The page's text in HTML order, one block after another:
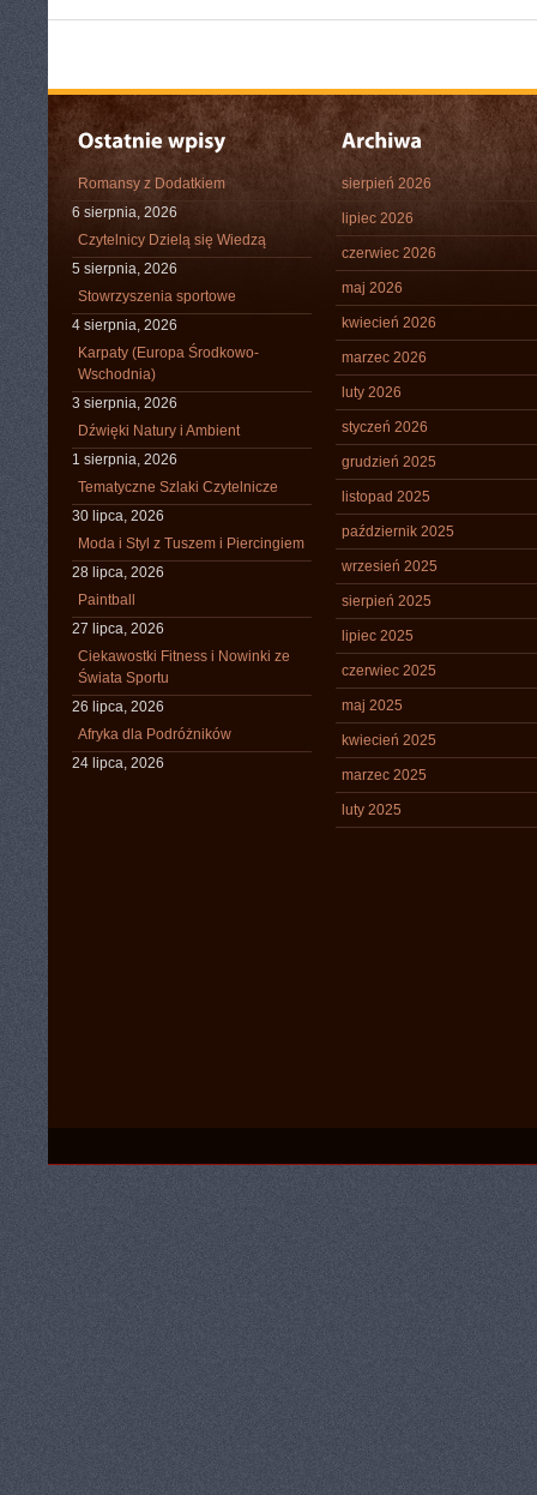
Romansy z Dodatkiem
6 sierpnia, 2026
Czytelnicy Dzielą się Wiedzą
5 sierpnia, 2026
Stowrzyszenia sportowe
4 sierpnia, 2026
Karpaty (Europa Środkowo-
Wschodnia)
3 sierpnia, 2026
Dźwięki Natury i Ambient
1 sierpnia, 2026
Tematyczne Szlaki Czytelnicze
30 lipca, 2026
Moda i Styl z Tuszem i Piercingiem
28 lipca, 2026
Paintball
27 lipca, 2026
Ciekawostki Fitness i Nowinki ze
Świata Sportu
26 lipca, 2026
Afryka dla Podróżników
24 lipca, 2026
sierpień 2026
lipiec 2026
czerwiec 2026
maj 2026
kwiecień 2026
marzec 2026
luty 2026
styczeń 2026
grudzień 2025
listopad 2025
październik 2025
wrzesień 2025
sierpień 2025
lipiec 2025
czerwiec 2025
maj 2025
kwiecień 2025
marzec 2025
luty 2025